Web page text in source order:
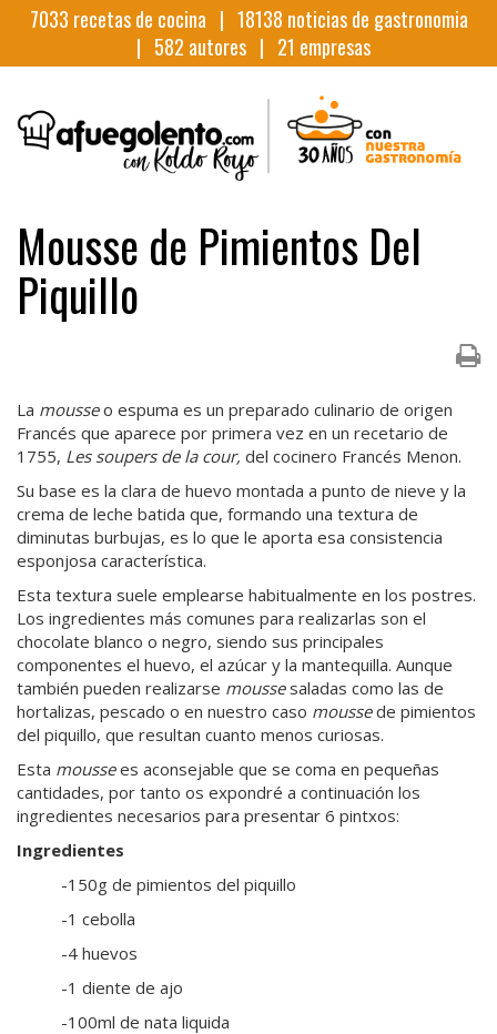
7033 recetas de cocina | 18138 noticias de gastronomia
| 582 autores | 21 empresas
Mousse de Pimientos Del
Piquillo
La mousseo espuma es un preparado culinario de origen
Francés que aparece por primera vez en un recetario de
1755, Les soupers de la cour, del cocinero Francés Menon.
Su base es la clara de huevo montada a punto de nieve y la
crema de leche batida que, formando una textura de
diminutas burbujas, es lo que le aporta esa consistencia
esponjosa característica.
Esta textura suele emplearse habitualmente en los postres.
Los ingredientes más comunes para realizarlas son el
chocolate blanco o negro, siendo sus principales
componentes el huevo, el azúcar y la mantequilla. Aunque
también pueden realizarse moussesaladas como las de
hortalizas, pescado o en nuestro caso moussede pimientos
del piquillo, que resultan cuanto menos curiosas.
Esta moussees aconsejable que se coma en pequeñas
cantidades, por tanto os expondré a continuación los
ingredientes necesarios para presentar 6 pintxos:
Ingredientes
-150g de pimientos del piquillo
-1 cebolla
-4 huevos
-1 diente de ajo
-100ml de nata liquida